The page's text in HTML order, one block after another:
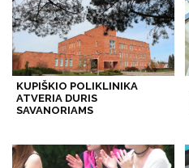
KUPIŠKIO POLIKLINIKA
ATVERIA DURIS
SAVANORIAMS